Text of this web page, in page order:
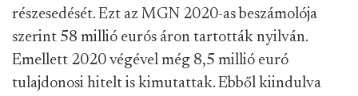
részesedését. Ezt az MGN 2020-as beszámolója
szerint 58 millió eurós áron tartották nyilván.
Emellett 2020 végével még 8,5 millió euró
tulajdonosi hitelt is kimutattak. Ebből kiindulva